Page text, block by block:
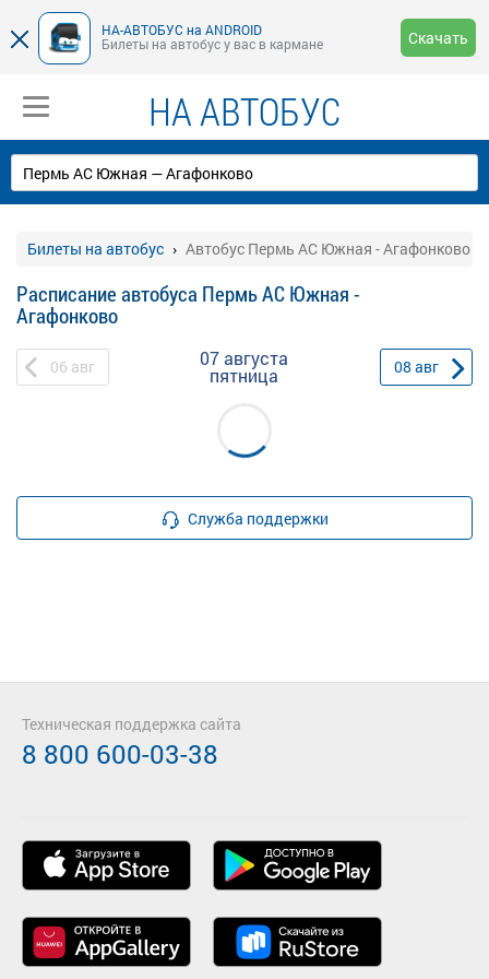
НА-АВТОБУС на ANDROID
Билеты на автобус у вас в кармане
Скачать
НА АВТОБУС
Билеты на автобус Автобус Пермь АС Южная - Агафонково
Расписание автобуса Пермь АС Южная -
Агафонково
06 авг 07 августа
пятница 08 авг
Служба поддержки
Техническая поддержка сайта
8 800 600-03-38